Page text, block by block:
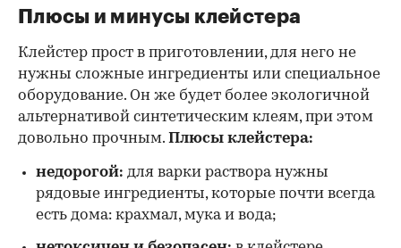
Плюсы и минусы клейстера
Клейстер прост в приготовлении, для него не
нужны сложные ингредиенты или специальное
оборудование. Он же будет более экологичной
альтернативой синтетическим клеям, при этом
довольно прочным. Плюсы клейстера:
недорогой: для варки раствора нужны
рядовые ингредиенты, которые почти всегда
есть дома: крахмал, мука и вода;